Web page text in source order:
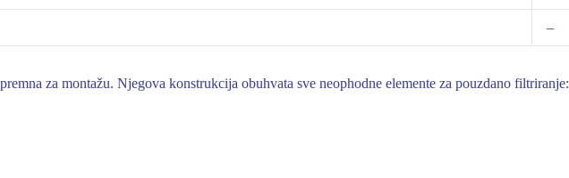
–
za montažu. Njegova konstrukcija obuhvata sve neophodne elemente za pouzdano filtriranje: